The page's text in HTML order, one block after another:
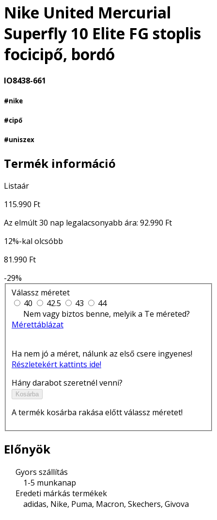
Nike United Mercurial
Superfly 10 Elite FG stoplis
focicipő, bordó
IO8438-661
#nike
#cipő
#uniszex
Termék információ
Listaár
115.990 Ft
Az elmúlt 30 nap legalacsonyabb ára: 92.990 Ft
12%-kal olcsóbb
81.990 Ft
-29%
Válassz méretet
40
42.5 43
44
Nem vagy biztos benne, melyik a Te méreted?
Mérettáblázat
Ha nem jó a méret, nálunk az első csere ingyenes!
Részletekért kattints ide!
Hány darabot szeretnél venni?
Kosárba
A termék kosárba rakása előtt válassz méretet!
Előnyök
Gyors szállítás
1-5 munkanap
Eredeti márkás termékek
adidas, Nike, Puma, Macron, Skechers, Givova